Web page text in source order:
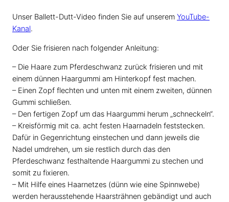
Unser Ballett-Dutt-Video finden Sie auf unserem YouTube-
Kanal.
Oder Sie frisieren nach folgender Anleitung:
– Die Haare zum Pferdeschwanz zurück frisieren und mit
einem dünnen Haargummi am Hinterkopf fest machen.
– Einen Zopf flechten und unten mit einem zweiten, dünnen
Gummi schließen.
– Den fertigen Zopf um das Haargummi herum „schneckeln“.
– Kreisförmig mit ca. acht festen Haarnadeln feststecken.
Dafür in Gegenrichtung einstechen und dann jeweils die
Nadel umdrehen, um sie restlich durch das den
Pferdeschwanz festhaltende Haargummi zu stechen und
somit zu fixieren.
– Mit Hilfe eines Haarnetzes (dünn wie eine Spinnwebe)
werden herausstehende Haarsträhnen gebändigt und auch